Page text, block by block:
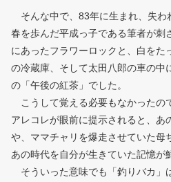
そんな中で、83年に生まれ、失わ
春を歩んだ平成っ子である筆者が刺
にあったフラワーロックと、白をた
の冷蔵庫、そして太田八郎の車の中
の「午後の紅茶」でした。
こうして覚える必要もなかったの
アレコレが眼前に提示されると、あ
や、ママチャリを爆走させていた母
あの時代を自分が生きていた記憶が
そういった意味でも「釣りバカ」